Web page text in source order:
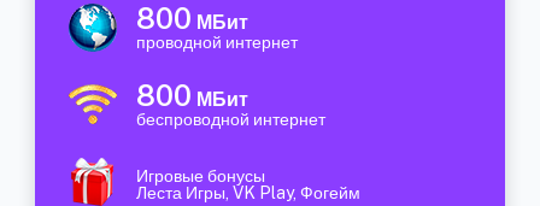
800 МБит
проводной интернет
800 МБит
беспроводной интернет
Игровые бонусы
Леста Игры, VK Play, Фогейм